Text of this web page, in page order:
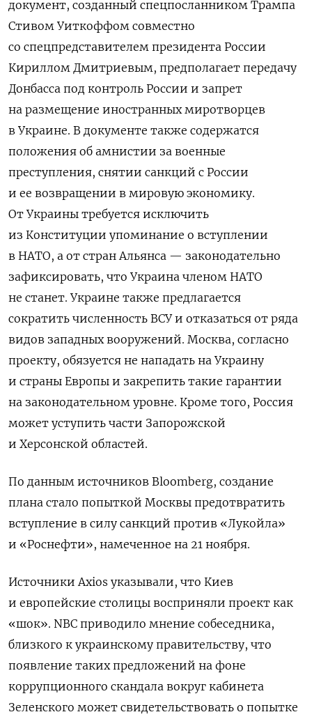
документ, созданный спецпосланником Трампа
Стивом Уиткоффом совместно
со спецпредставителем президента России
Кириллом Дмитриевым, предполагает передачу
Донбасса под контроль России и запрет
на размещение иностранных миротворцев
в Украине. В документе также содержатся
положения об амнистии за военные
преступления, снятии санкций с России
и ее возвращении в мировую экономику.
От Украины требуется исключить
из Конституции упоминание о вступлении
в НАТО, а от стран Альянса — законодательно
зафиксировать, что Украина членом НАТО
не станет. Украине также предлагается
сократить численность ВСУ и отказаться от ряда
видов западных вооружений. Москва, согласно
проекту, обязуется не нападать на Украину
и страны Европы и закрепить такие гарантии
на законодательном уровне. Кроме того, Россия
может уступить части Запорожской
и Херсонской областей.
По данным источников Bloomberg, создание
плана стало попыткой Москвы предотвратить
вступление в силу санкций против «Лукойла»
и «Роснефти», намеченное на 21 ноября.
Источники Axios указывали, что Киев
и европейские столицы восприняли проект как
«шок». NBC приводило мнение собеседника,
близкого к украинскому правительству, что
появление таких предложений на фоне
коррупционного скандала вокруг кабинета
Зеленского может свидетельствовать о попытке